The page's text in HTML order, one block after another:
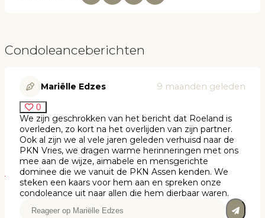
Condoleanceberichten
Mariëlle Edzes 9 maanden geleden
0
We zijn geschrokken van het bericht dat Roeland is
overleden, zo kort na het overlijden van zijn partner.
Ook al zijn we al vele jaren geleden verhuisd naar de
PKN Vries, we dragen warme herinneringen met ons
mee aan de wijze, aimabele en mensgerichte
dominee die we vanuit de PKN Assen kenden. We
steken een kaars voor hem aan en spreken onze
condoleance uit naar allen die hem dierbaar waren.